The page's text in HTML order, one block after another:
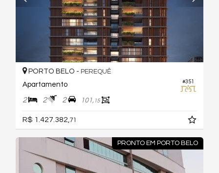
#351
PORTO BELO - PEREQUÊ
Apartamento
2 2 2 101, 15
R$ 1.427.382, 71
PRONTO EM PORTO BELO